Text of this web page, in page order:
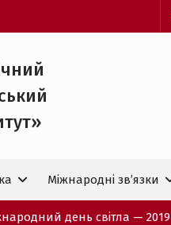
Міжнародні зв’язки
день світла — 2019